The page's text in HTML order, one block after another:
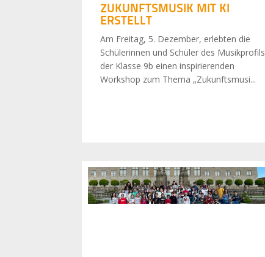
ZUKUNFTSMUSIK MIT KI
ERSTELLT
Am Freitag, 5. Dezember, erlebten die
Schülerinnen und Schüler des Musikprofils
der Klasse 9b einen inspirierenden
Workshop zum Thema „Zukunftsmusi...